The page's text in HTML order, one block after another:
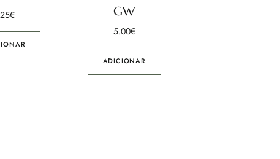
€
GW
5.00€
ADICIONAR